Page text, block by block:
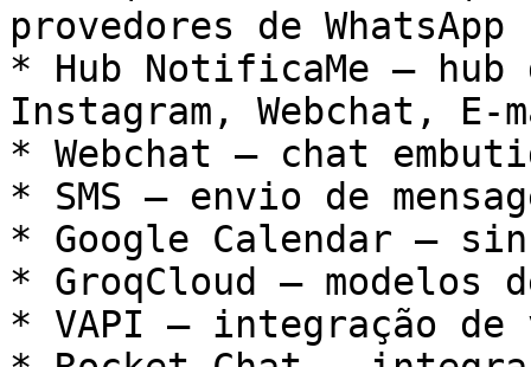
provedores de
* Hub NotificaMe — hub
Instagram, Webchat, E-
* Webchat — chat
* SMS — envio de
* Google Calendar —
* GroqCloud — modelos
* VAPI — integração de